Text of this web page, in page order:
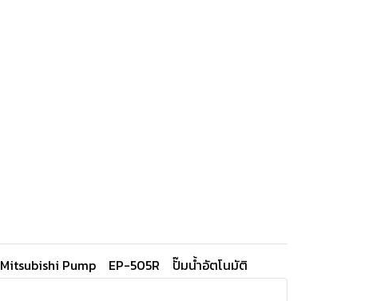
Mitsubishi Pump EP-505R ปั๊มน้ำอัตโนมัติ